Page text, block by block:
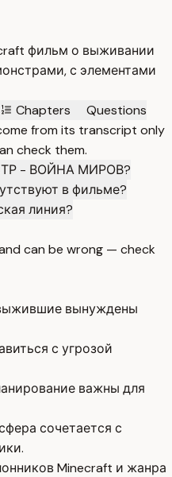
фильм о выживании
с элементами
Chapters
Questions
from its transcript only
check them.
- ВОЙНА МИРОВ?
в фильме?
линия?
can be wrong — check
вынуждены
с угрозой
важны для
сочетается с
Minecraft и жанра